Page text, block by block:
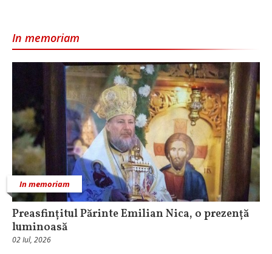
In memoriam
In memoriam
Preasfințitul Părinte Emilian Nica, o prezență
luminoasă
02 Iul, 2026